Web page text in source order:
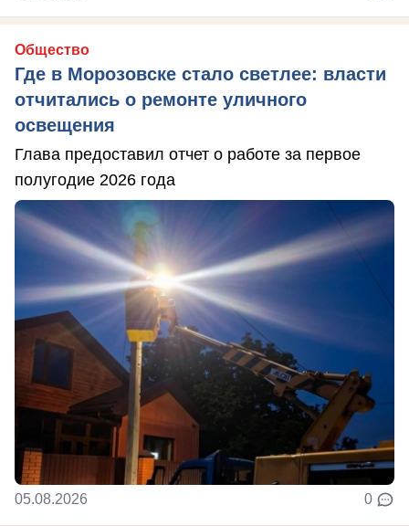
Общество
Где в Морозовске стало светлее: власти
отчитались о ремонте уличного
освещения
Глава предоставил отчет о работе за первое
полугодие 2026 года
05.08.2026 0